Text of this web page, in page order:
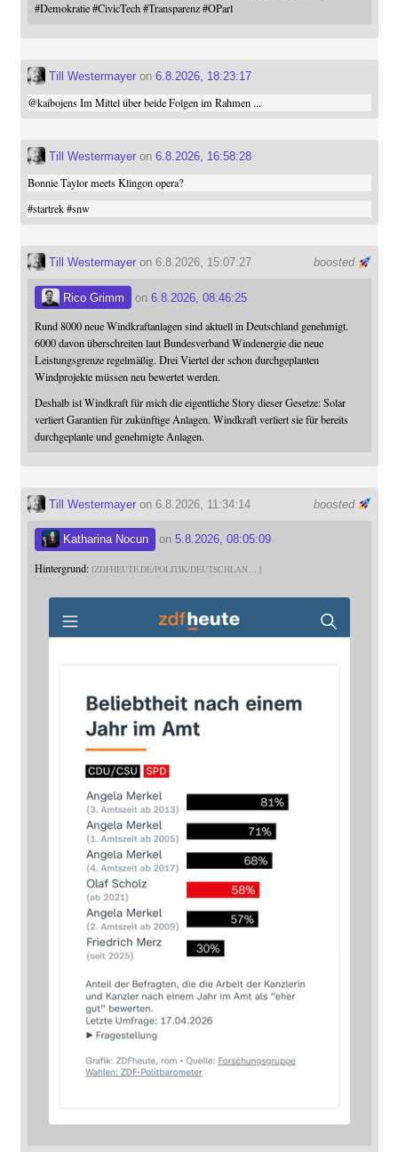
#Demokratie #CivicTech #Transparenz #OParl
Till Westermayeron 6.8.2026, 18:23:17
@kaibojensIm Mittel über beide Folgen im Rahmen ...
Till Westermayeron 6.8.2026, 16:58:28
Bonnie Taylor meets Klingon opera?
#startrek #snw
boosted
Till Westermayeron 6.8.2026, 15:07:27
Rico Grimm on 6.8.2026, 08:46:25
Rund 8000 neue Windkraftanlagen sind aktuell in Deutschland genehmigt.
6000 davon überschreiten laut Bundesverband Windenergie die neue
Leistungsgrenze regelmäßig. Drei Viertel der schon durchgeplanten
Windprojekte müssen neu bewertet werden.
Deshalb ist Windkraft für mich die eigentliche Story dieser Gesetze: Solar
verliert Garantien für zukünftige Anlagen. Windkraft verliert sie für bereits
durchgeplante und genehmigte Anlagen.
boosted
Till Westermayeron 6.8.2026, 11:34:14
Katharina Nocun on 5.8.2026, 08:05:09
Hintergrund: ZDFHEUTE.DE/POLITIK/DEUTSCHLAN